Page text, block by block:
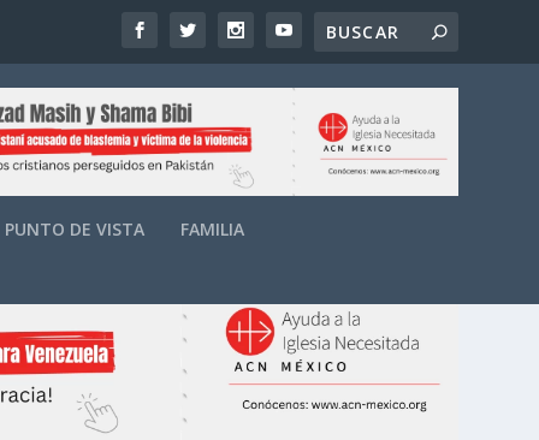
PUNTO DE VISTA FAMILIA